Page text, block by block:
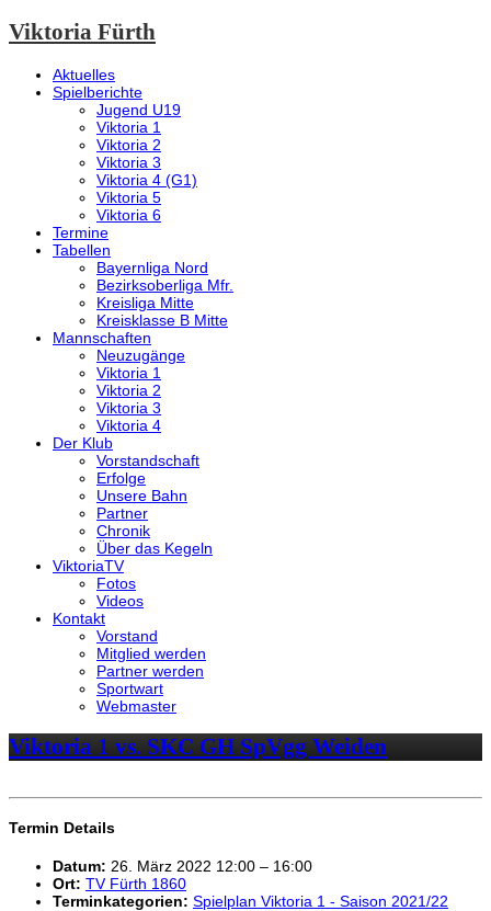
Viktoria Fürth
Aktuelles
Spielberichte
Jugend U19
Viktoria 1
Viktoria 2
Viktoria 3
Viktoria 4 (G1)
Viktoria 5
Viktoria 6
Termine
Tabellen
Bayernliga Nord
Bezirksoberliga Mfr.
Kreisliga Mitte
Kreisklasse B Mitte
Mannschaften
Neuzugänge
Viktoria 1
Viktoria 2
Viktoria 3
Viktoria 4
Der Klub
Vorstandschaft
Erfolge
Unsere Bahn
Partner
Chronik
Über das Kegeln
ViktoriaTV
Fotos
Videos
Kontakt
Vorstand
Mitglied werden
Partner werden
Sportwart
Webmaster
Viktoria 1 vs. SKC GH SpVgg Weiden
Termin Details
Datum: 26. März 2022 12:00 – 16:00
Ort: TV Fürth 1860
Terminkategorien: Spielplan Viktoria 1 - Saison 2021/22